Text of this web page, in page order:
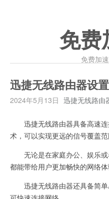
免费
免费加
迅捷无线路由器设
2024年5月13日 迅捷无线路由
迅捷无线路由器具备高速连
术，可以实现更远的信号覆盖范
无论是在家庭办公、娱乐或
都能带给用户更加畅快的网络体
迅捷无线路由器还具备简单